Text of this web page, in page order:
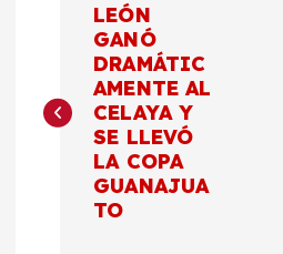
v
LEÓN
GANÓ
DRAMÁTIC
AMENTE AL
CELAYA Y
SE LLEVÓ
LA COPA
GUANAJUA
TO